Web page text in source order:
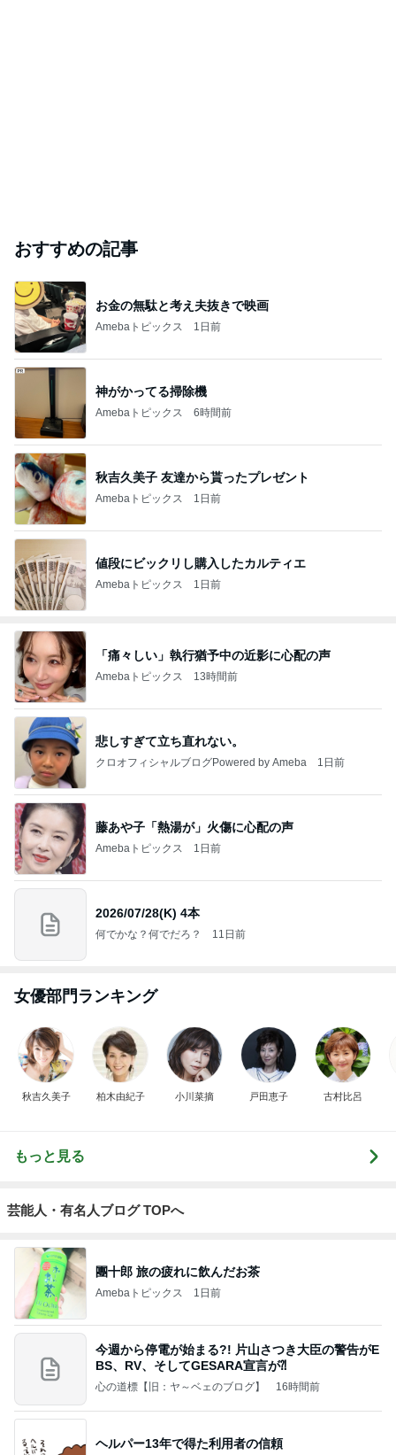
おすすめの記事
お金の無駄と考え夫抜きで映画
Amebaトピックス 1日前
神がかってる掃除機
Amebaトピックス 6時間前
秋吉久美子 友達から貰ったプレゼント
Amebaトピックス 1日前
値段にビックリし購入したカルティエ
Amebaトピックス 1日前
「痛々しい」執行猶予中の近影に心配の声
Amebaトピックス 13時間前
悲しすぎて立ち直れない。
クロオフィシャルブログPowered by Ameba 1日前
藤あや子「熱湯が」火傷に心配の声
Amebaトピックス 1日前
2026/07/28(K) 4本
何でかな？何でだろ？ 11日前
女優部門ランキング
秋吉久美子 柏木由紀子 小川菜摘 戸田恵子 古村比呂
もっと見る
芸能人・有名人ブログ TOPへ
團十郎 旅の疲れに飲んだお茶
Amebaトピックス 1日前
今週から停電が始まる?! 片山さつき大臣の警告がE
BS、RV、そしてGESARA宣言が⁈
心の道標【旧：ヤ～ベェのブログ】 16時間前
ヘルパー13年で得た利用者の信頼